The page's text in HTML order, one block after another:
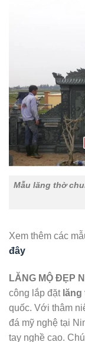
Mẫu lăng thờ
Xem thêm các
đây
LĂNG MỘ ĐẸP
công lắp đặt
quốc. Với thâm
đá mỹ nghệ tại
tay nghề cao.